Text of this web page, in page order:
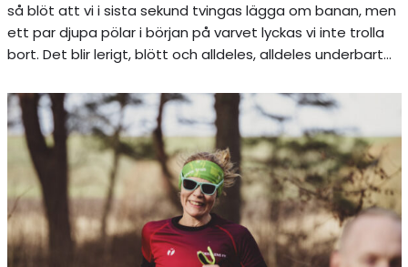
så blöt att vi i sista sekund tvingas lägga om banan, men
ett par djupa pölar i början på varvet lyckas vi inte trolla
bort. Det blir lerigt, blött och alldeles, alldeles underbart…